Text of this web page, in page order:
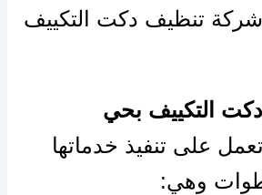
تنظيف دكت التكييف
التكييف بحي
على تنفيذ خدماتها
وهي: